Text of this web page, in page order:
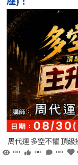
周代運 多空不懼 頂
∞
∞ ∞